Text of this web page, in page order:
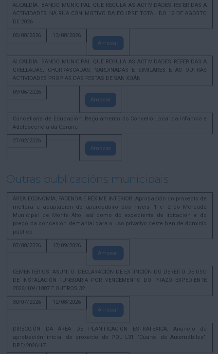
ALCALDÍA. BANDO MUNICIPAL QUE REGULA AS ACTIVIDADES REFERIDAS A
ACTIVIDADES NA RÚA CON MOTIVO DA ECLIPSE TOTAL DO 12 DE AGOSTO
DE 2026
05/08/2026
13/08/2026
Amosar
ALCALDÍA. BANDO MUNICIPAL QUE REGULA AS ACTIVIDADES REFERIDAS A
GRELLADAS, CHURRASCADAS, SARDIÑADAS E SIMILARES E AS OUTRAS
ACTIVIDADES PROPIAS DAS FESTAS DE SAN XOÁN
09/06/2026
Amosar
Concellaría de Educación. Regulamento do Consello Local da Infancia e
Adolescencia da Coruña
27/02/2026
Amosar
Outras publicacións municipais
ÁREA ECONOMÍA, FACENDA E RÉXIME INTERIOR. Aprobación do proxecto de
mellora e adaptación do aparcadoiro dos niveis -1 e -2 do Mercado
Municipal de Monte Alto, así como do expediente de licitación e do
prego da concesión demanial para o uso privativo deste ben de dominio
público
07/08/2026
17/09/2026
Amosar
CEMENTERIOS. ASUNTO: DECLARACIÓN DE EXTINCIÓN DO DEREITO DE USO
DE INSTALACIÓN FUNERARIA POR VENCEMENTO DO PRAZO EXPEDIENTE
2026/104/1887 E OUTROS 32
30/07/2026
12/08/2026
Amosar
DIRECCIÓN DA ÁREA DE PLANIFICACIÓN ESTRATÉXICA. Anuncio da
aprobación inicial do proxecto do POL L31 "Cuartel de Automóbiles",
DPE/2026/17